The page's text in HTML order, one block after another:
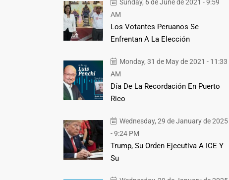
Sunday, 6 de June de 2021 - 9:59
AM
Los Votantes Peruanos Se
Enfrentan A La Elección
Monday, 31 de May de 2021 - 11:33
AM
Día De La Recordación En Puerto
Rico
Wednesday, 29 de January de 2025
- 9:24 PM
Trump, Su Orden Ejecutiva A ICE Y
Su